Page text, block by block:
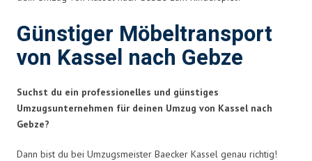
Günstiger Möbeltransport
von Kassel nach Gebze
Suchst du ein professionelles und günstiges
Umzugsunternehmen für deinen Umzug von Kassel nach
Gebze?
Dann bist du bei Umzugsmeister Baecker Kassel genau richtig!